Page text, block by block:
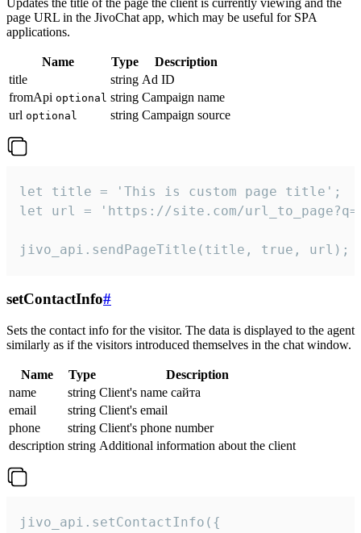
page URL in the JivoChat app, which may be useful for SPA
applications.
Name Type
Description
title
string Ad ID
fromApi optional string Campaign name
url optional string Campaign source
let title = 'This is custom page title';
let url = 'https://site.com/
jivo_api.sendPageTitle(title, true, url);
setContactInfo#
Sets the contact info for the visitor. The data is displayed to the agent
similarly as if the visitors introduced themselves in the chat window.
Name Type
Description
name
string Client's name сайта
email
string Client's email
phone
string Client's phone number
description string Additional information about the client
jivo_api.setContactInfo({